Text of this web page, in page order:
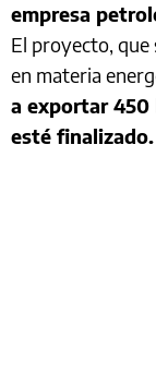
empresa
El proyecto, que
en materia
a exportar 450
esté finalizado.